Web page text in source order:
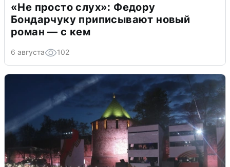
«Не просто слух»: Федору
Бондарчуку приписывают новый
роман — с кем
6 августа 102